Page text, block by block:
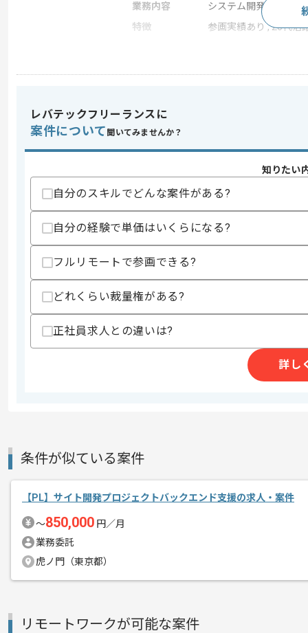
業務内容
システム開発
特徴
参画実績あり , 20代活
・Webアプリケーションの要件定義経
・英語の実務経験(読み書きレベル)
・生成AIを用いた要件定義やソフトウェ
・クラウドネイティブに関する経験
・英語の実務経験(日常英会話レベル)
スキルに不安がある方へ
その他募集要項
商談回数
2025/04/14
メント
複数案件を保有している企業ですので、
レバテックフリーランスに
案件について 聞いてみませんか？
知りたい
自分のスキルでどんな案件がある?
自分の経験で単価はいくらになる?
フルリモートで参画できる?
どれくらい裁量権がある?
正社員求人との違いは?
詳し
条件が似ている案件
【PL】サイト開発プロジェクトバックエンド支援の求人・案件
〜850,000 円／月
業務委託
虎ノ門（東京都）
リモートワークが可能な案件